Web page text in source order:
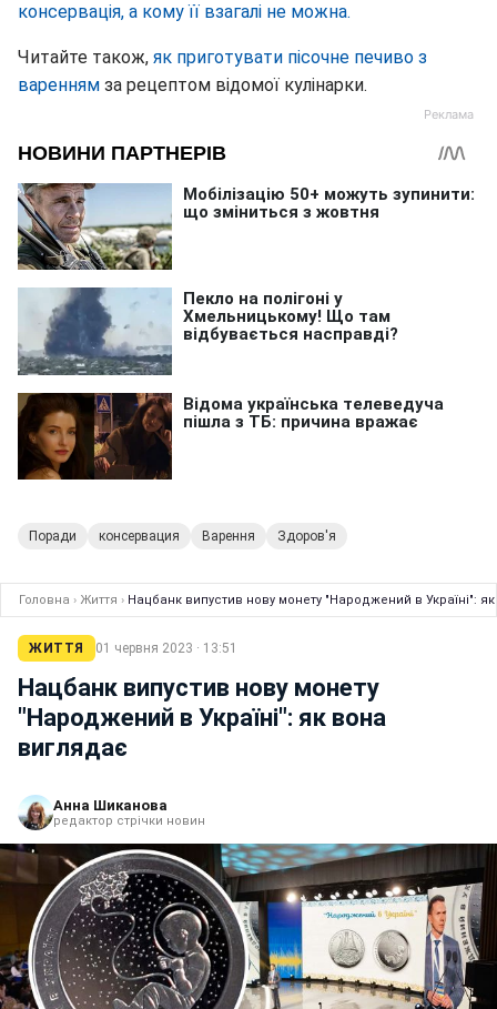
консервація, а кому її взагалі не можна.
Читайте також, як приготувати пісочне печиво з
варенням за рецептом відомої кулінарки.
Поради консервация Варення Здоров'я
Головна › Життя › Нацбанк випустив нову монету "Народжений в Україні":
ЖИТТЯ 01 червня 2023 · 13:51
Нацбанк випустив нову монету
"Народжений в Україні": як вона
виглядає
Анна Шиканова
редактор стрічки новин